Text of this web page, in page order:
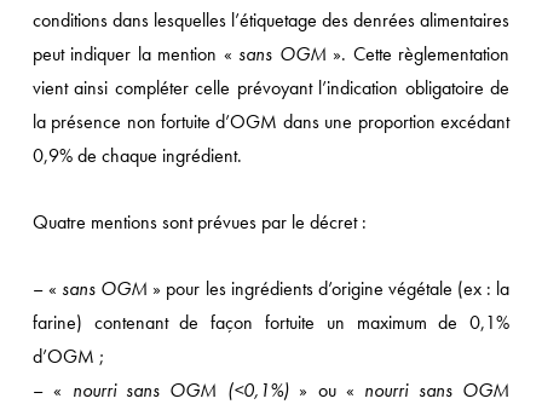
conditions dans lesquelles l’étiquetage des denrées alimentaires
peut indiquer la mention « sans OGM ». Cette règlementation
vient ainsi compléter celle prévoyant l’indication obligatoire de
la présence non fortuite d’OGM dans une proportion excédant
0,9% de chaque ingrédient.
Quatre mentions sont prévues par le décret :
– « sans OGM » pour les ingrédients d’origine végétale (ex : la
farine) contenant de façon fortuite un maximum de 0,1%
d’OGM ;
– « nourri sans OGM (<0,1%)» ou « nourri sans OGM